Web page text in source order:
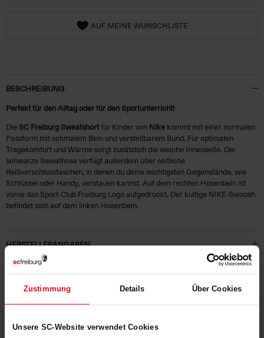
Zustimmung Details Über Cookies
Unsere SC-Website verwendet Cookies
AUF MEINE WUNSCHLISTE
BESCHREIBUNG
Perfekt für den Alltag oder für den Sportunterricht!
Die SC Freiburg Sweatshortfür Kinder von Nike kommt mit einer normalen
Passform mit schmalem Bein und verstellbarem Bund. Für optimalen
Tragekomfort und Wärme sorgt zusätzlich die weiche Innenseite. Die
schwarze Sweathose verfügt außerdem über seitliche
Reißverschlusstaschen, in denen du deine wichtigsten Gegenstände, wie
Schlüssel oder Handy, verstauen kannst. Auf dem rechten Hosenbein ist
vorne das Sport-Club Freiburg Logo aufgedruckt. Der kultige NIKE-Swoosh
befindet sich auf dem linken Hosenbein.
HERSTELLERANGABEN
MATERIALIEN
Artikelnummer: 22NCW6932-010